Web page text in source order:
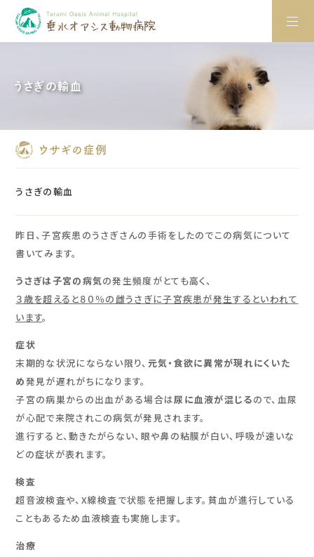
うさぎの輸血
ウサギの症例
うさぎの輸血
昨日、子宮疾患のうさぎさんの手術をしたのでこの病気について
書いてみます。
うさぎは子宮の病気の発生頻度がとても高く、
３歳を超えると８０％の雌うさぎに子宮疾患が発生するといわれて
います。
症状
末期的な状況にならない限り、 元気・食欲に異常が現れにくいた
め発見が遅れがちになります。
子宮の病巣からの出血がある場合は尿に血液が混じるので、血尿
が心配で来院されこの病気が発見されます。
進行すると、動きたがらない、眼や鼻の粘膜が白い、呼吸が速いな
どの症状が表れます。
検査
超音波検査や、X線検査で状態を把握します。貧血が進行している
こともあるため血液検査も実施します。
治療